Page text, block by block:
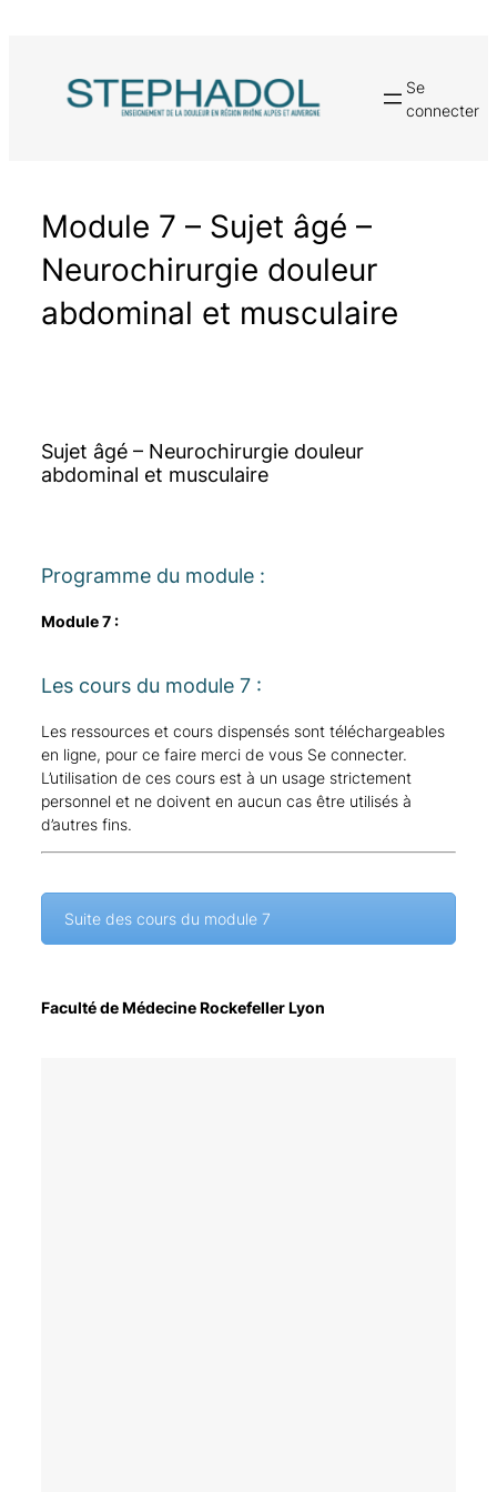
Se
connecter
Module 7 – Sujet âgé –
Neurochirurgie douleur
abdominal et musculaire
Sujet âgé – Neurochirurgie douleur
abdominal et musculaire
Programme du module :
Module 7 :
Les cours du module 7 :
Les ressources et cours dispensés sont téléchargeables
en ligne, pour ce faire merci de vous Se connecter.
L’utilisation de ces cours est à un usage strictement
personnel et ne doivent en aucun cas être utilisés à
d’autres fins.
Suite des cours du module 7
Faculté de Médecine Rockefeller Lyon